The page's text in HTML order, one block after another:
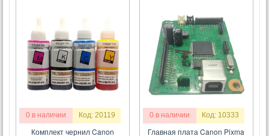
0 в наличии Код: 20119
Комплект чернил Canon
0 в наличии Код: 10333
Главная плата Canon Pixma